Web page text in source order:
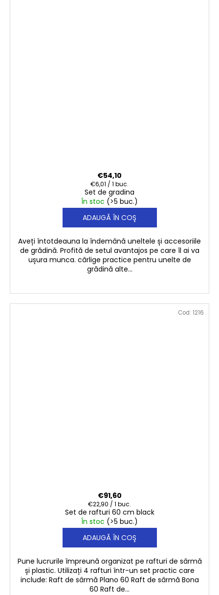
Set de gradina
În stoc (>5 buc.)
€54,10
Evaluare
preţ:
€6,01 / 1 buc.
ADAUGĂ ÎN COŞ
Aveți întotdeauna la îndemână uneltele și accesoriile
de grădină. Profită de setul avantajos pe care îl ai va
ușura munca. cârlige practice pentru unelte de
grădină alte...
Set de rafturi 60 cm black
În stoc (>5 buc.)
€91,60
Evaluare
preţ:
€22,90 / 1 buc.
ADAUGĂ ÎN COŞ
Pune lucrurile împreună organizat pe rafturi de sârmă
și plastic. Utilizați 4 rafturi într-un set practic care
include: Raft de sârmă Plano 60 Raft de sârmă Bona
60 Raft de...
Cod: 1216